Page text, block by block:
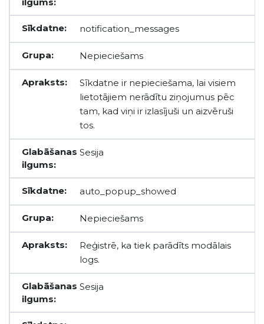
notification_messages
Nepieciešams
Sīkdatne ir nepieciešama, lai visiem
lietotājiem nerādītu ziņojumus pēc
tam, kad viņi ir izlasījuši un aizvēruši
tos.
Sesija
auto_popup_showed
Nepieciešams
Reģistrē, ka tiek parādīts modālais
logs.
Sesija